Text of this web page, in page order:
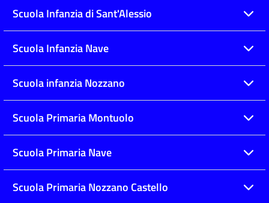
Scuola Infanzia di Sant'Alessio
Scuola Infanzia Nave
Scuola infanzia Nozzano
Scuola Primaria Montuolo
Scuola Primaria Nave
Scuola Primaria Nozzano Castello